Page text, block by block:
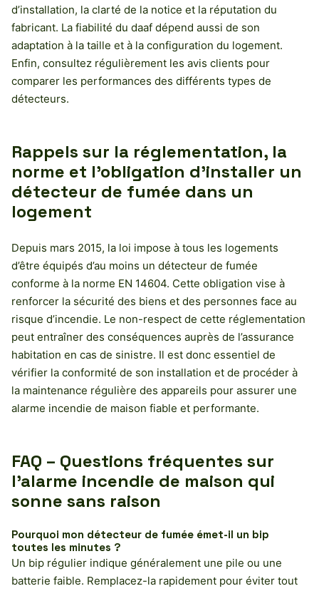
d’installation, la clarté de la notice et la réputation du
fabricant. La fiabilité du daaf dépend aussi de son
adaptation à la taille et à la configuration du logement.
Enfin, consultez régulièrement les avis clients pour
comparer les performances des différents types de
détecteurs.
Rappels sur la réglementation, la
norme et l’obligation d’installer un
détecteur de fumée dans un
logement
Depuis mars 2015, la loi impose à tous les logements
d’être équipés d’au moins un détecteur de fumée
conforme à la norme EN 14604. Cette obligation vise à
renforcer la sécurité des biens et des personnes face au
risque d’incendie. Le non-respect de cette réglementation
peut entraîner des conséquences auprès de l’assurance
habitation en cas de sinistre. Il est donc essentiel de
vérifier la conformité de son installation et de procéder à
la maintenance régulière des appareils pour assurer une
alarme incendie de maison fiable et performante.
FAQ – Questions fréquentes sur
l’alarme incendie de maison qui
sonne sans raison
Pourquoi mon détecteur de fumée émet-il un bip
toutes les minutes ?
Un bip régulier indique généralement une pile ou une
batterie faible. Remplacez-la rapidement pour éviter tout